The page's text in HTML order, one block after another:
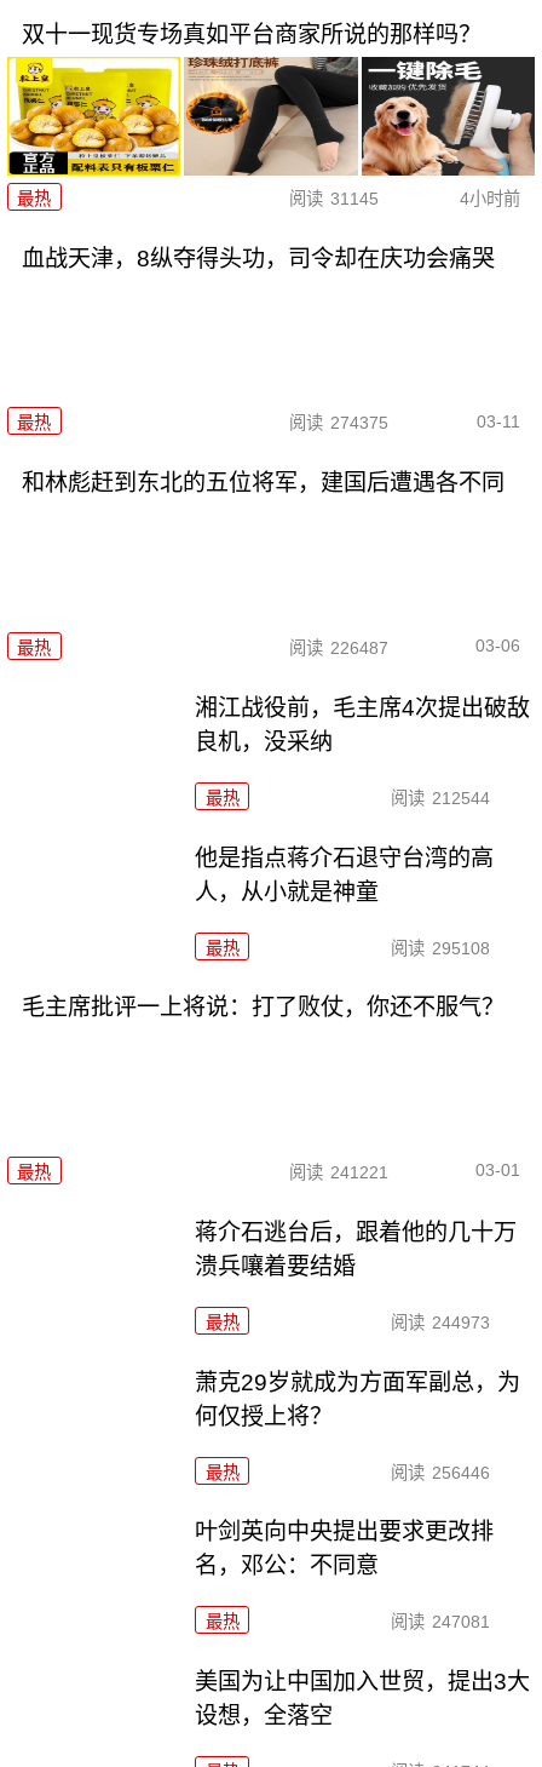
双十一现货专场真如平台商家所说的那样吗？
最热 阅读 31145 4小时前
血战天津，8纵夺得头功，司令却在庆功会痛哭
最热 阅读 274375 03-11
和林彪赶到东北的五位将军，建国后遭遇各不同
最热 阅读 226487 03-06
湘江战役前，毛主席4次提出破敌
良机，没采纳
最热 阅读 212544
他是指点蒋介石退守台湾的高
人，从小就是神童
最热 阅读 295108
毛主席批评一上将说：打了败仗，你还不服气？
最热 阅读 241221 03-01
蒋介石逃台后，跟着他的几十万
溃兵嚷着要结婚
最热 阅读 244973
萧克29岁就成为方面军副总，为
何仅授上将？
最热 阅读 256446
叶剑英向中央提出要求更改排
名，邓公：不同意
最热 阅读 247081
美国为让中国加入世贸，提出3大
设想，全落空